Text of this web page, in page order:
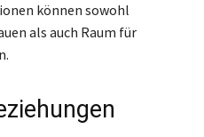
können sowohl
als auch Raum für